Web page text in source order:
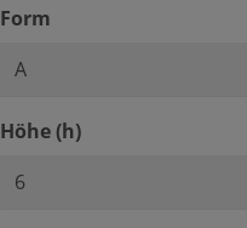
Form
Höhe (h)auswählen